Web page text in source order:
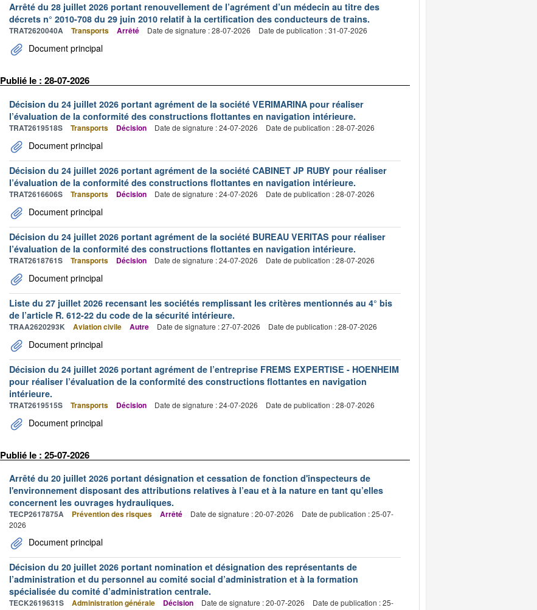
Arrêté du 28 juillet 2026 portant renouvellement de l’agrément d’un médecin au titre des
décrets n° 2010-708 du 29 juin 2010 relatif à la certification des conducteurs de trains.
TRAT2620040A Transports Arrêté Date de signature : 28-07-2026 Date de publication : 31-07-2026
Document principal
Publié le : 28-07-2026
Décision du 24 juillet 2026 portant agrément de la société VERIMARINA pour réaliser
l’évaluation de la conformité des constructions flottantes en navigation intérieure.
TRAT2619518S Transports Décision Date de signature : 24-07-2026 Date de publication : 28-07-2026
Document principal
Décision du 24 juillet 2026 portant agrément de la société CABINET JP RUBY pour réaliser
l’évaluation de la conformité des constructions flottantes en navigation intérieure.
TRAT2616606S Transports Décision Date de signature : 24-07-2026 Date de publication : 28-07-2026
Document principal
Décision du 24 juillet 2026 portant agrément de la société BUREAU VERITAS pour réaliser
l’évaluation de la conformité des constructions flottantes en navigation intérieure.
TRAT2618761S Transports Décision Date de signature : 24-07-2026 Date de publication : 28-07-2026
Document principal
Liste du 27 juillet 2026 recensant les sociétés remplissant les critères mentionnés au 4° bis
de l’article R. 612-22 du code de la sécurité intérieure.
TRAA2620293K Aviation civile Autre Date de signature : 27-07-2026 Date de publication : 28-07-2026
Document principal
Décision du 24 juillet 2026 portant agrément de l’entreprise FREMS EXPERTISE - HOENHEIM
pour réaliser l’évaluation de la conformité des constructions flottantes en navigation
intérieure.
TRAT2619515S Transports Décision Date de signature : 24-07-2026 Date de publication : 28-07-2026
Document principal
Publié le : 25-07-2026
Arrêté du 20 juillet 2026 portant désignation et cessation de fonction d'inspecteurs de
l'environnement disposant des attributions relatives à l’eau et à la nature en tant qu’elles
concernent les ouvrages hydrauliques.
TECP2617875A Prévention des risques Arrêté Date de signature : 20-07-2026
Date de publication : 25-07-
2026
Document principal
Décision du 20 juillet 2026 portant nomination et désignation des représentants de
l’administration et du personnel au comité social d’administration et à la formation
spécialisée du comité d’administration centrale.
TECK2619631S Administration générale Décision Date de signature : 20-07-2026
Date de publication : 25-